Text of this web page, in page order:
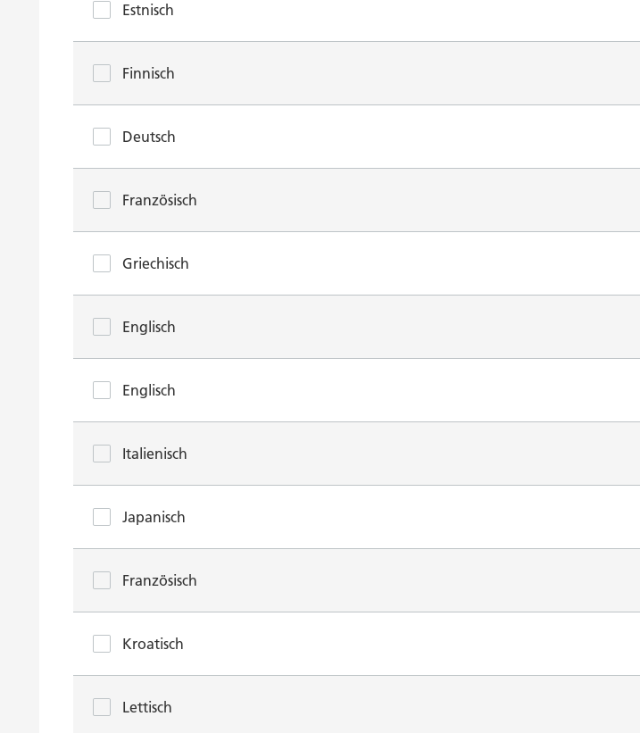
Estnisch
Finnisch
Deutsch
Französisch
Griechisch
Englisch
Englisch
Italienisch
Japanisch
Französisch
Kroatisch
Lettisch